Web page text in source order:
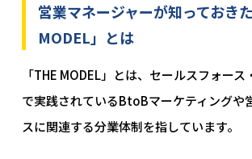
営業マネージャーが知っておき
MODEL」とは
「THE MODEL」とは、セールスフォー
で実践されているBtoBマーケティングや
スに関連する分業体制を指しています。